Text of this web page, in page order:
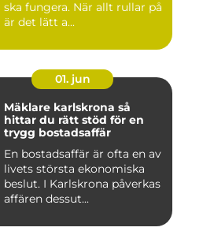
ska fungera. När allt rullar på
är det lätt a...
01. jun
Mäklare karlskrona så
hittar du rätt stöd för en
trygg bostadsaffär
En bostadsaffär är ofta en av
livets största ekonomiska
beslut. I Karlskrona påverkas
affären dessut...